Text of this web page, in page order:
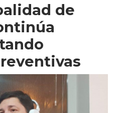
de